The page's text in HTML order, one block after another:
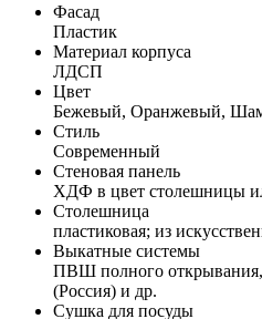
Фасад
Пластик
Материал корпуса
ЛДСП
Цвет
Бежевый, Оранжевый,
Стиль
Современный
Стеновая панель
ХДФ в цвет столешницы
Столешница
пластиковая; из
Выкатные системы
ПВШ полного
(Россия) и др.
Сушка для посуды